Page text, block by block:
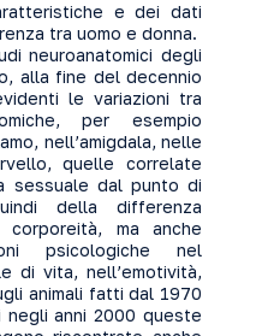
e dei dati
tra uomo e donna.
neuroanatomici degli
alla fine del decennio
le variazioni tra
per esempio
nell’amigdala, nelle
quelle correlate
sessuale dal punto di
della differenza
ma anche
psicologiche nel
di vita, nell’emotività,
animali fatti dal 1970
anni 2000 queste